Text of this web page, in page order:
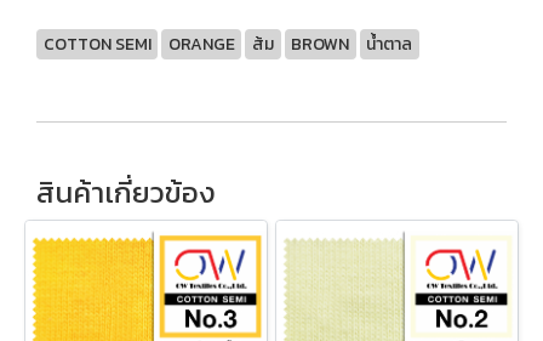
COTTON SEMI ORANGE ส้ม BROWN น้ำตาล
สินค้าเกี่ยวข้อง